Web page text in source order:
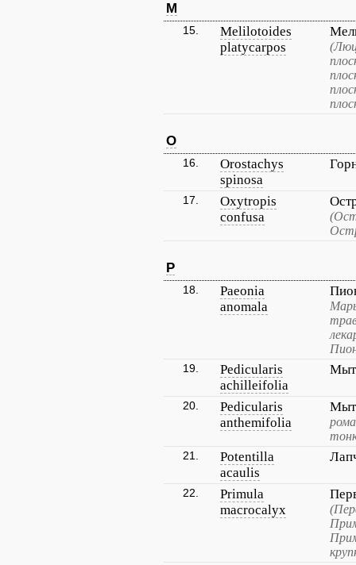
M
15.
Melilotoides
platycarpos
O
16.
Orostachys
spinosa
17.
Oxytropis
confusa
P
18.
Paeonia
anomala
19.
Pedicularis
achilleifolia
20.
Pedicularis
anthemifolia
21.
Potentilla
acaulis
22.
Primula
macrocalyx